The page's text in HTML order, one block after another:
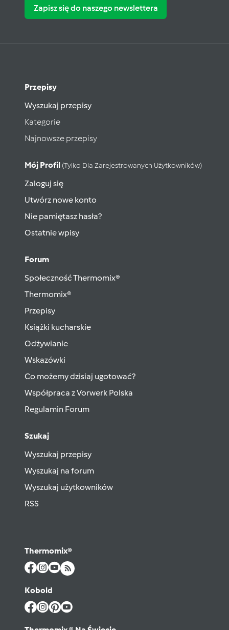
Zapisz się do naszego newslettera
Przepisy
Wyszukaj przepisy
Kategorie
Najnowsze przepisy
Mój Profil (tylko Dla Zarejestrowanych Użytkowników)
Zaloguj się
Utwórz nowe konto
Nie pamiętasz hasła?
Ostatnie wpisy
Forum
Społeczność Thermomix®
Thermomix®
Przepisy
Książki kucharskie
Odżywianie
Wskazówki
Co możemy dzisiaj ugotować?
Współpraca z Vorwerk Polska
Regulamin Forum
Szukaj
Wyszukaj przepisy
Wyszukaj na forum
Wyszukaj użytkowników
RSS
Thermomix®
Kobold